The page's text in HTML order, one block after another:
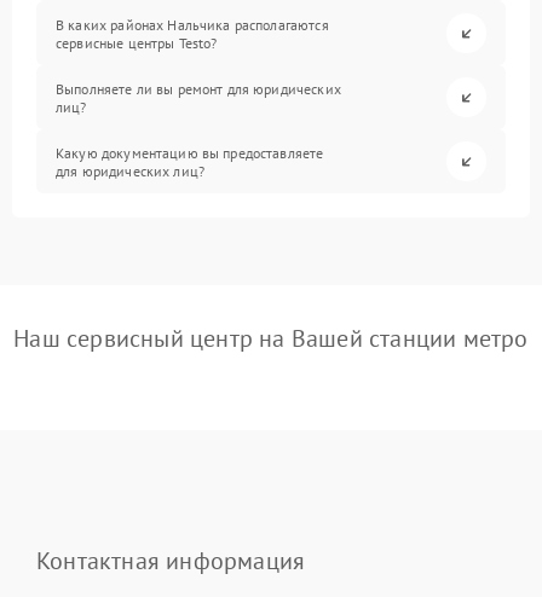
В каких районах Нальчика располагаются
сервисные центры Testo?
Выполняете ли вы ремонт для юридических
лиц?
Какую документацию вы предоставляете
для юридических лиц?
Наш сервисный центр на Вашей станции метро
Контактная информация